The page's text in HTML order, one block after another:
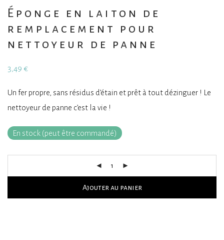
Éponge en laiton de
remplacement pour
nettoyeur de panne
3,49 €
Un fer propre, sans résidus d’étain et prêt à tout dézinguer ! Le
nettoyeur de panne c’est la vie !
En stock (peut être commandé)
Ajouter au panier